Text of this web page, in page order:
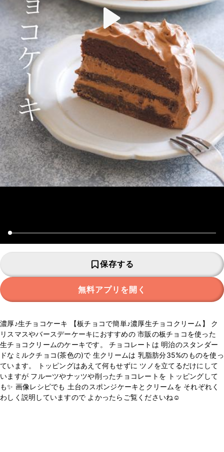
保存する
無料アプリを開く
濃厚♪生チョコケーキ 【板チョコで簡単♪濃厚生チョコクリーム】 ク
リスマスやバースデーケーキにおすすめの 市販の板チョコを使った
生チョコクリームのケーキです。 チョコレートは 明治のスタンダー
ドなミルクチョコ(茶色の)で 生クリームは 乳脂肪分35%のものを使っ
ています。 トッピングはあえて何もせずに ツノを立てるだけにして
いますが フルーツやナッツや削ったチョコレートを トッピングして
も✨ 画像レシピでも 土台のスポンジケーキとクリームを それぞれく
わしく説明していますので よかったらご覧くださいね☺️